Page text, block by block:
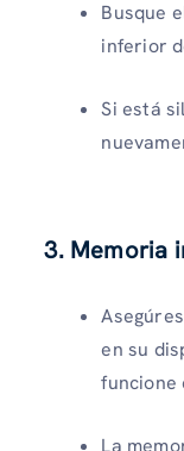
Busque
inferior
Si está
3. Memoria
en su
funcione
La